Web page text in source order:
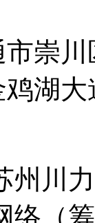
崇
湖
川
（